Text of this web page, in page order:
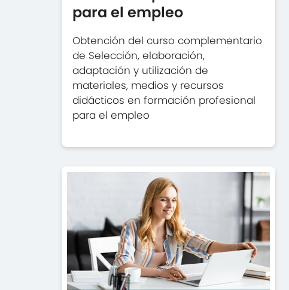
para el empleo
Obtención del curso complementario
de Selección, elaboración,
adaptación y utilización de
materiales, medios y recursos
didácticos en formación profesional
para el empleo